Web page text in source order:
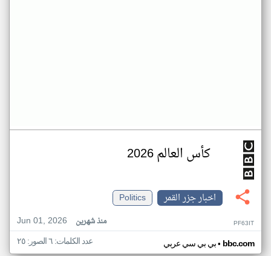
كأس العالم 2026
اخبار جزر القمر
Politics
Jun 01, 2026
منذ شهرين PF63IT
بي بي سي عربي• bbc.com عدد الكلمات: ٦ الصور: ٢٥